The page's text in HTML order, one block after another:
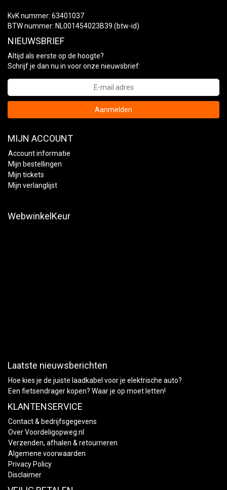
KvK nummer: 63401037
BTW nummer: NL001454023B39 (btw-id)
NIEUWSBRIEF
Altijd als eerste op de hoogte?
Schrijf je dan nu in voor onze nieuwsbrief:
Aanmelden
MIJN ACCOUNT
Account informatie
Mijn bestellingen
Mijn tickets
Mijn verlanglijst
WebwinkelKeur
Laatste nieuwsberichten
Hoe kies je de juiste laadkabel voor je elektrische auto?
Een fietsendrager kopen? Waar je op moet letten!
KLANTENSERVICE
Contact & bedrijfsgegevens
Over Voordeligopweg.nl
Verzenden, afhalen & retourneren
Algemene voorwaarden
Privacy Policy
Disclaimer